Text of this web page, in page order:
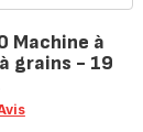
Machine à
grains - 19